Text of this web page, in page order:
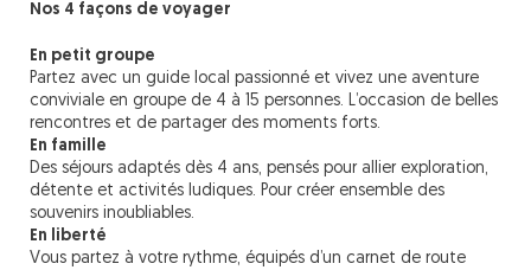
Nos 4 façons de voyager
En petit groupe
Partez avec un guide local passionné et vivez une aventure
conviviale en groupe de 4 à 15 personnes. L’occasion de belles
rencontres et de partager des moments forts.
En famille
Des séjours adaptés dès 4 ans, pensés pour allier exploration,
détente et activités ludiques. Pour créer ensemble des
souvenirs inoubliables.
En liberté
Vous partez à votre rythme, équipés d’un carnet de route